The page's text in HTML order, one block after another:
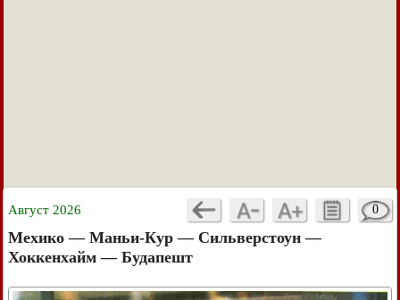
Август 2026 0
Мехико — Маньи-Кур — Сильверстоун —
Хоккенхайм — Будапешт